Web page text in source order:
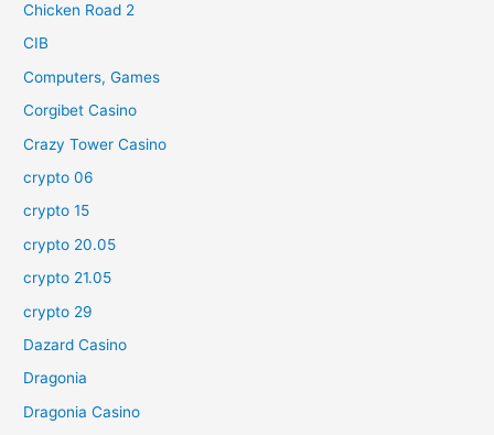
Chicken Road 2
CIB
Computers, Games
Corgibet Casino
Crazy Tower Сasino
crypto 06
crypto 15
crypto 20.05
crypto 21.05
crypto 29
Dazard Casino
Dragonia
Dragonia Casino